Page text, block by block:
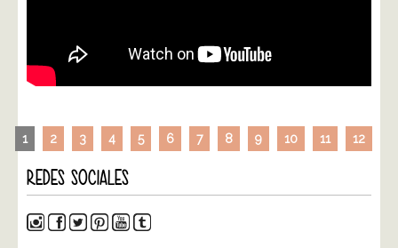
1 2 3 4 5 6 7 8 9 10 11 12
REDES SOCIALES